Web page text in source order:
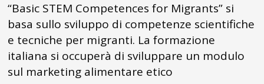
“Basic STEM Competences for Migrants” si
basa sullo sviluppo di competenze scientifiche
e tecniche per migranti. La formazione
italiana si occuperà di sviluppare un modulo
sul marketing alimentare etico